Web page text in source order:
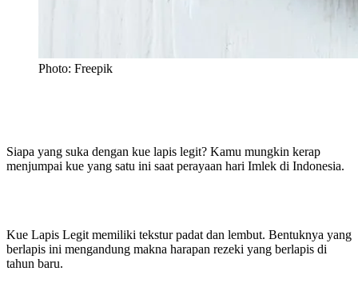
Photo: Freepik
Siapa yang suka dengan kue lapis legit? Kamu mungkin kerap
menjumpai kue yang satu ini saat perayaan hari Imlek di Indonesia.
Kue Lapis Legit memiliki tekstur padat dan lembut. Bentuknya yang
berlapis ini mengandung makna harapan rezeki yang berlapis di
tahun baru.